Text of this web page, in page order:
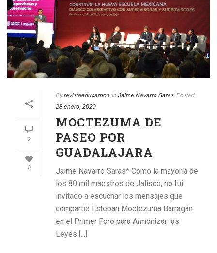
2
0
By revistaeducarnos In Jaime Navarro Saras Posted
28 enero, 2020
MOCTEZUMA DE
PASEO POR
GUADALAJARA
Jaime Navarro Saras* Como la mayoría de
los 80 mil maestros de Jalisco, no fui
invitado a escuchar los mensajes que
compartió Esteban Moctezuma Barragán
en el Primer Foro para Armonizar las
Leyes [...]